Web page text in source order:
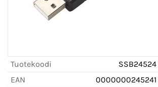
Tuotekoodi
SSB24524
EAN
0000000245241